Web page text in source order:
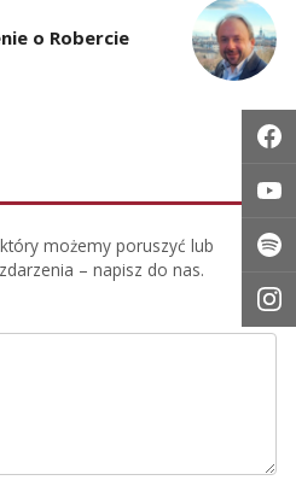
o Robercie
możemy poruszyć lub
– napisz do nas.